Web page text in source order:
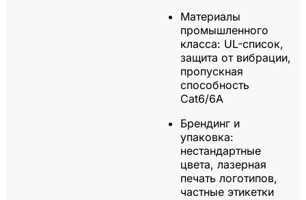
Материалы
промышленного
класса: UL-список,
защита от вибрации,
пропускная
способность
Cat6/6A
Брендинг и
упаковка:
нестандартные
цвета, лазерная
печать логотипов,
частные этикетки